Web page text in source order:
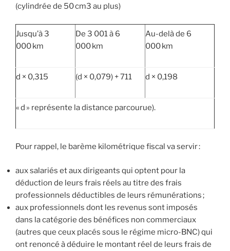
(cylindrée de 50 cm3 au plus)
Jusqu’à 3
000 km
De 3 001 à 6
000 km
Au-delà de 6
000 km
d × 0,315 (d × 0,079) + 711 d × 0,198
« d » représente la distance parcourue).
Pour rappel, le barème kilométrique fiscal va servir :
aux salariés et aux dirigeants qui optent pour la
déduction de leurs frais réels au titre des frais
professionnels déductibles de leurs rémunérations ;
aux professionnels dont les revenus sont imposés
dans la catégorie des bénéfices non commerciaux
(autres que ceux placés sous le régime micro-BNC) qui
ont renoncé à déduire le montant réel de leurs frais de